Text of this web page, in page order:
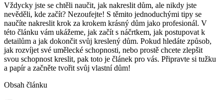
Vždycky jste se chtěli naučit, jak nakreslit dům, ale nikdy jste
nevěděli, kde začít? Nezoufejte! S těmito jednoduchými tipy se
naučíte nakreslit krok za krokem krásný dům jako profesionál. V
této článku vám ukážeme, jak začít s náčrtkem, jak postupovat k
detailům a jak dokončit svůj kreslený dům. Pokud hledáte způsob,
jak rozvíjet své umělecké schopnosti, nebo prostě chcete zlepšit
svou schopnost kreslit, pak toto je článek pro vás. Připravte si tužku
a papír a začněte tvořit svůj vlastní dům!
Obsah článku